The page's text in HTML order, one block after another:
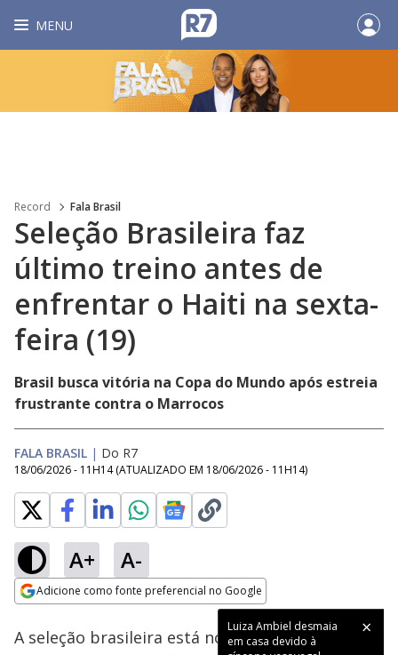
MENU
Record Fala Brasil
Seleção Brasileira faz
último treino antes de
enfrentar o Haiti na sexta-
feira (19)
Brasil busca vitória na Copa do Mundo após estreia
frustrante contra o Marrocos
FALA BRASIL | Do R7
18/06/2026 - 11H14 (ATUALIZADO EM 18/06/2026 - 11H14)
A+ A-
Adicione como fonte preferencial no Google
Ativar
100.00%
A seleção brasileira está nos Estados Unidos se